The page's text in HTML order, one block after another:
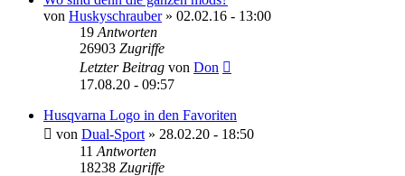
von Huskyschrauber» 02.02.16 - 13:00
19 Antworten
26903 Zugriffe
Letzter Beitrag von Don
17.08.20 - 09:57
Husqvarna Logo in den Favoriten
von Dual-Sport » 28.02.20 - 18:50
11 Antworten
18238 Zugriffe